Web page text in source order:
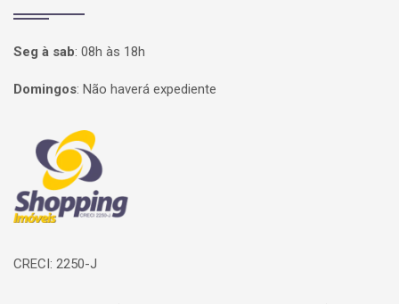
Seg à sab: 08h às 18h
Domingos: Não haverá expediente
Página inicial
CRECI: 2250-J